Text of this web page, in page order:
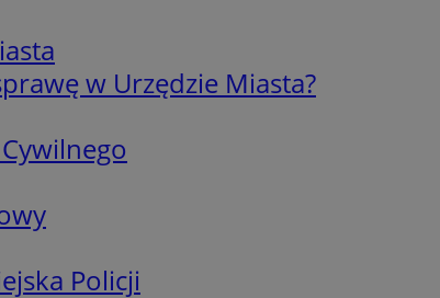
w Urzędzie Miasta?
Policji